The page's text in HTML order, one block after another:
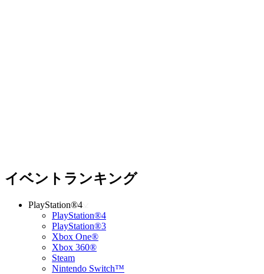
イベントランキング
PlayStation®4
PlayStation®4
PlayStation®3
Xbox One®
Xbox 360®
Steam
Nintendo Switch™